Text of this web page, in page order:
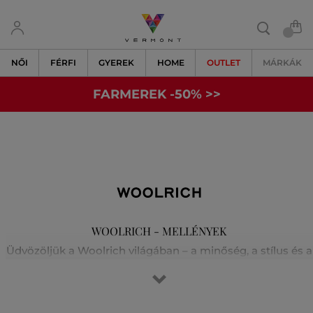
NŐI FÉRFI GYEREK HOME OUTLET MÁRKÁK
FARMEREK -50% >>
WOOLRICH - MELLÉNYEK
Üdvözöljük a Woolrich világában – a minőség, a stílus és a
alapították Pennsylvaniában. A márka meleg és tartós